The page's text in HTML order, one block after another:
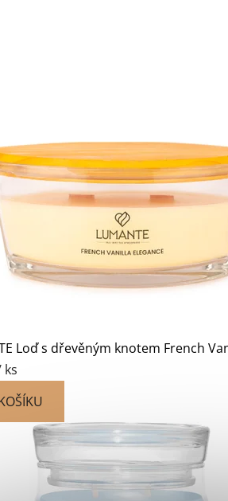
Loď s dřevěným knotem French
ks